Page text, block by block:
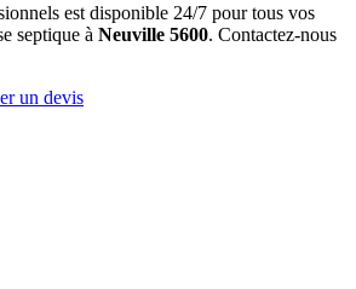
est disponible 24/7 pour tous vos
septique à Neuville 5600. Contactez-nous
un devis